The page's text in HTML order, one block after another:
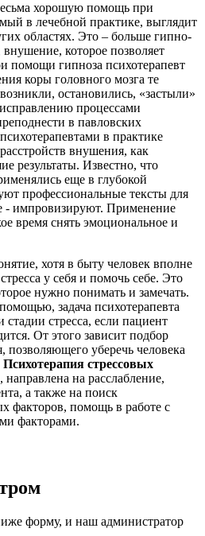
хорошую помощь при
в лечебной практике, выглядит
областях. Это – больше гипно-
внушение, которое позволяет
помощи гипноза психотерапевт
коры головного мозга те
остановились, «застыли»
процессами
в павловских
в практике
внушения, как
результаты. Известно, что
еще в глубокой
профессиональные тексты для
импровизируют. Применение
время снять эмоциональное и
хотя в быту человек вполне
у себя и помочь себе. Это
нужно понимать и замечать.
задача психотерапевта
стадии стресса, если пациент
От этого зависит подбор
позволяющего уберечь человека
Психотерапия стрессовых
направлена на расслабление,
а также на поиск
факторов, помощь в работе с
факторами.
форму, и наш администратор